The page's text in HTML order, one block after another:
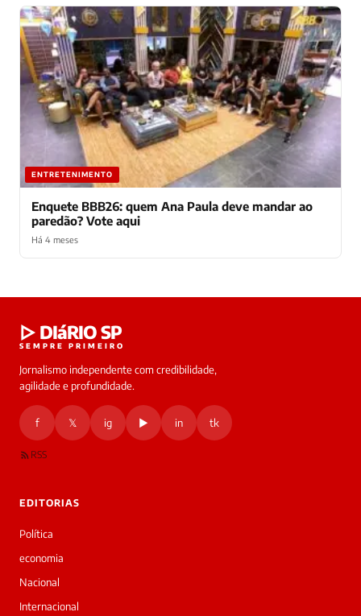
ENTRETENIMENTO
Enquete BBB26: quem Ana Paula deve mandar ao
paredão? Vote aqui
Há 4 meses
online
Oi!
Boa
tarde!
▷ DIáRIO SP
SEMPRE PRIMEIRO
Jornalismo independente com credibilidade,
agilidade e profundidade.
f 𝕏 ig ▶ in tk
RSS
EDITORIAS
Política
economia
Nacional
Internacional